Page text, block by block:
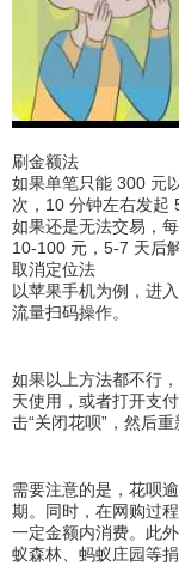
刷金额法
如果单笔只能 300 元
次，10 分钟左右发起
如果还是无法交易，
10-100 元，5-7 天后
取消定位法
以苹果手机为例，进
流量扫码操作。
如果以上方法都不行
天使用，或者打开支
击“关闭花呗”，然后重
需要注意的是，花呗
期。同时，在网购过
一定金额内消费。此
蚁森林、蚂蚁庄园等